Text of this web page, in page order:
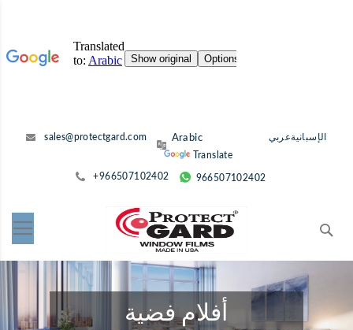
إلى
sales@protectgard.com
Translate
عربيالإسبانية
+966507102402 966507102402
أفلام فضية